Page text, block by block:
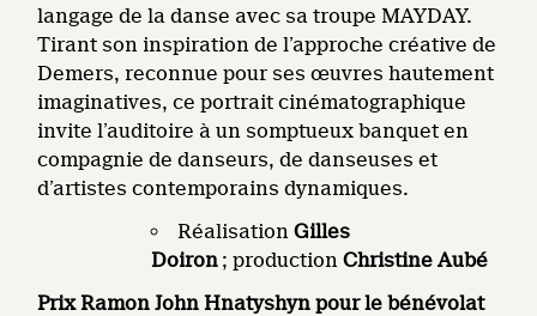
langage de la danse avec sa troupe MAYDAY.
Tirant son inspiration de l’approche créative de
Demers, reconnue pour ses œuvres hautement
imaginatives, ce portrait cinématographique
invite l’auditoire à un somptueux banquet en
compagnie de danseurs, de danseuses et
d’artistes contemporains dynamiques.
Réalisation Gilles
Doiron ; productionChristine Aubé
Prix Ramon John Hnatyshynpour le bénévolat